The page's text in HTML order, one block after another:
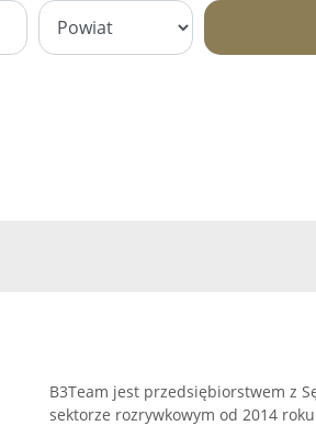
B3Team jest przedsiębiorstwem z
sektorze rozrywkowym od 2014